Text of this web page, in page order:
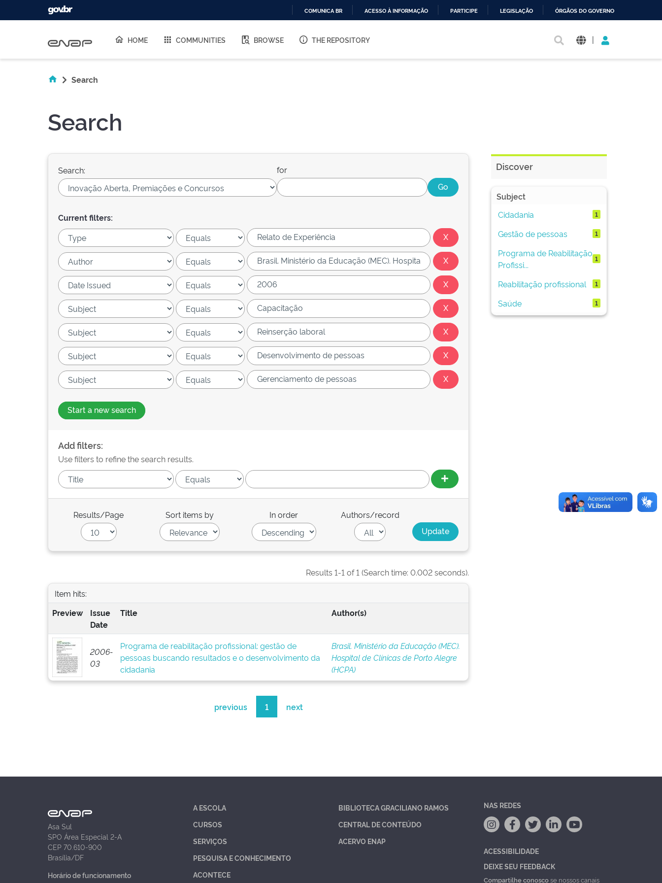
O
COMUNICA BR ACESSO À INFORMAÇÃO PARTICIPE LEGISLAÇÃO ÓRGÃOS DO GOVERNO
HOME COMMUNITIES BROWSE THE REPOSITORY |
Search
Search
Search: for
Current filters:
Start a new search
Add filters:
Use filters to refine the search results.
Results/Page Sort items by In order Authors/record
Results 1-1 of 1 (Search time: 0.002 seconds).
Item hits:
Preview
Issue
Date
Title Author(s)
2006-
03
Programa de reabilitação profissional: gestão de
pessoas buscando resultados e o desenvolvimento da
cidadania
Brasil. Ministério da Educação (MEC).
Hospital de Clínicas de Porto Alegre
(HCPA)
previous 1 next
Discover
Subject
Cidadania
1
Gestão de pessoas 1
Programa de Reabilitação
Profissi...
1
Reabilitação profissional 1
Saúde 1
Asa Sul
SPO Área Especial 2-A
CEP 70.610-900
Brasília/DF
Horário de funcionamento
A ESCOLA
CURSOS
SERVIÇOS
PESQUISA E CONHECIMENTO
ACONTECE
BIBLIOTECA GRACILIANO RAMOS
CENTRAL DE CONTEÚDO
ACERVO ENAP
NAS REDES
ACESSIBILIDADE
DEIXE SEU FEEDBACK
Compartilhe conoscose nossos canais